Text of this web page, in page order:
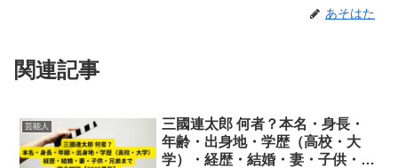
あそはた
関連記事
芸能人
三國連太郎 何者？本名・身長・
年齢・出身地・学歴（高校・大
学）・経歴・結婚・妻・子供・兄